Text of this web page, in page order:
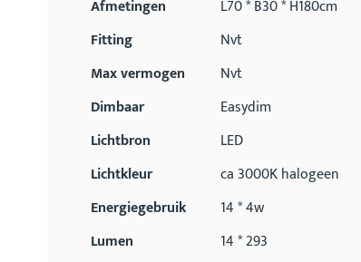
Afmetingen
L70 * B30 * H180cm
Fitting
Nvt
Max vermogen
Nvt
Dimbaar
Easydim
Lichtbron
LED
Lichtkleur
ca 3000K halogeen
Energiegebruik
14 * 4w
Lumen
14 * 293